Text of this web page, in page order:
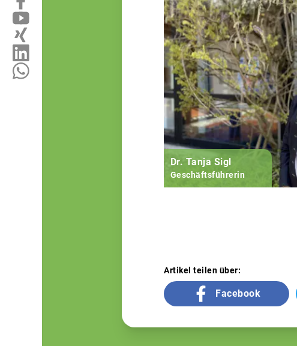
Dr. Tanja Sigl
Geschäftsführerin
Artikel teilen über:
Facebook